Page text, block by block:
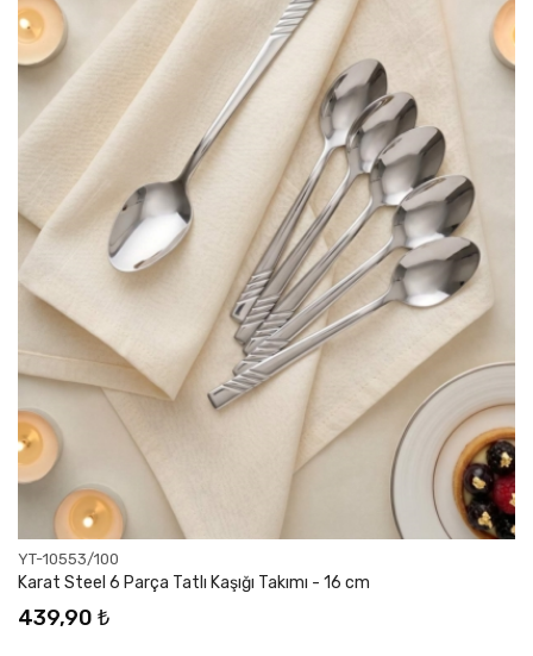
YT-10553/100
Karat Steel 6 Parça Tatlı Kaşığı Takımı - 16 cm
439,90 ₺